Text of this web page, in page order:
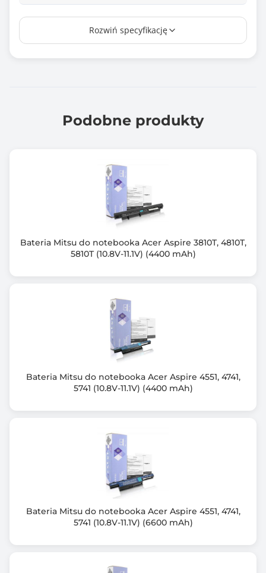
Producent/marka ogniw
Zamiennik baterii o kodzie
Certyfikat
Zawiera baterię / akumulator
Informacje dodatkowe
Zabezpieczenie przed: przepięciem, przegrzaniem,
zwarciem, przeciążeniem
W zestawie: bateria, instrukcja obsługi, karta
gwarancyjna
Gwarancja producenta [mies.]
Rozwiń specyfikację
Podobne produkty
Bateria Mitsu do notebooka Acer Aspire 3810T, 4810T,
5810T (10.8V-11.1V) (4400 mAh)
Bateria Mitsu do notebooka Acer Aspire 4551, 4741,
5741 (10.8V-11.1V) (4400 mAh)
Bateria Mitsu do notebooka Acer Aspire 4551, 4741,
5741 (10.8V-11.1V) (6600 mAh)